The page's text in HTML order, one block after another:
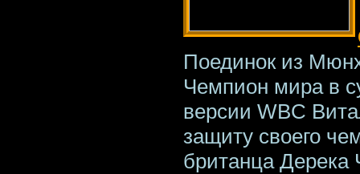
Поединок из
Чемпион мира в
версии WBC
защиту своего
британца Дерека